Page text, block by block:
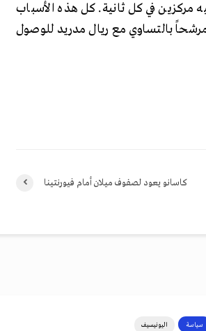
مركزين في كل ثانية. كل هذه الأسباب
بالتساوي مع ريال مدريد للوصول
كاسانو يعود لصفوف ميلان أمام فيورنتينا
سياسة اليونيسيف